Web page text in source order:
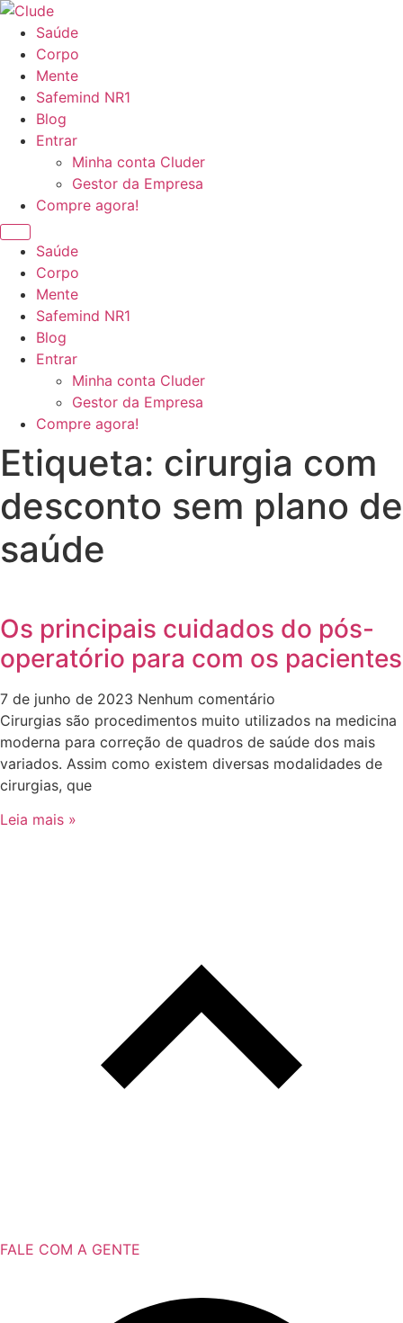
Ir
para
conteúdo
Saúde
Corpo
Mente
Safemind NR1
Blog
Entrar
Minha conta Cluder
Gestor da Empresa
Compre agora!
Saúde
Corpo
Mente
Safemind NR1
Blog
Entrar
Minha conta Cluder
Gestor da Empresa
Compre agora!
Etiqueta: cirurgia com
desconto sem plano de
saúde
Os principais cuidados do pós-
operatório para com os pacientes
7 de junho de 2023 Nenhum comentário
Cirurgias são procedimentos muito utilizados na medicina
moderna para correção de quadros de saúde dos mais
variados. Assim como existem diversas modalidades de
cirurgias, que
Leia mais »
FALE COM A GENTE